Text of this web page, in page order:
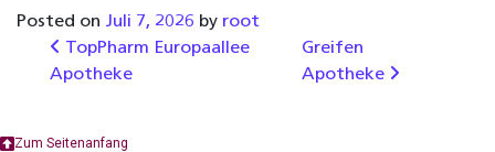
Wunschlabor
Posted on Juli 7, 2026 by root
Post navigation
TopPharm Europaallee
Apotheke
Greifen
Apotheke
Zum Seitenanfang